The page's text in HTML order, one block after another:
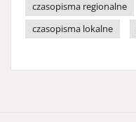
czasopisma regionalne
czasopisma lokalne